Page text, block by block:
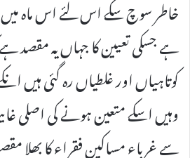
خاطر سوچ سکے اس لئے اس ماہ میں
ہے جسکی تعیین کا جہاں یہ مقصد
کوتاہیاں اور غلطیاں رہ گئی ہیں
وہیں اسکے متعین ہونے کی اصلی
سے غرباء مساکین فقراء کا بھلا